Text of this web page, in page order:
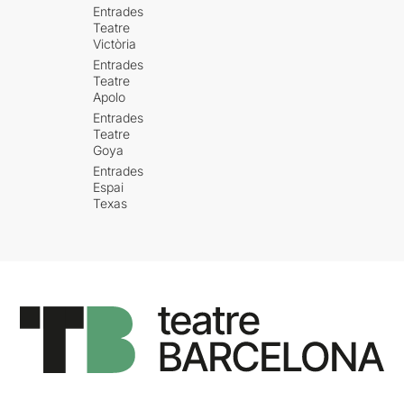
Entrades
Teatre
Victòria
Entrades
Teatre
Apolo
Entrades
Teatre
Goya
Entrades
Espai
Texas